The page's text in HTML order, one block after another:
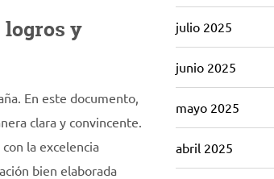
logros y
En este documento,
clara y convincente.
la excelencia
bien elaborada
julio 2025
junio 2025
mayo 2025
abril 2025